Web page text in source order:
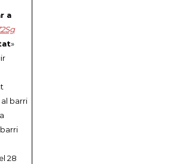
a
»
barri
28